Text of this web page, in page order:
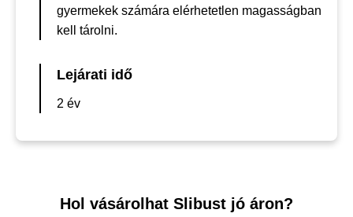
gyermekek számára elérhetetlen magasságban
kell tárolni.
Lejárati idő
2 év
Hol vásárolhat Slibust jó áron?